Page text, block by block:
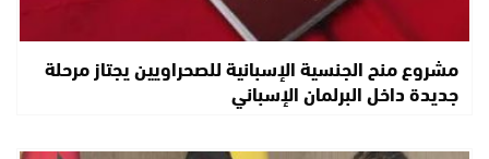
مشروع منح الجنسية الإسبانية للصحراويين يجتاز مرحلة
جديدة داخل البرلمان الإسباني